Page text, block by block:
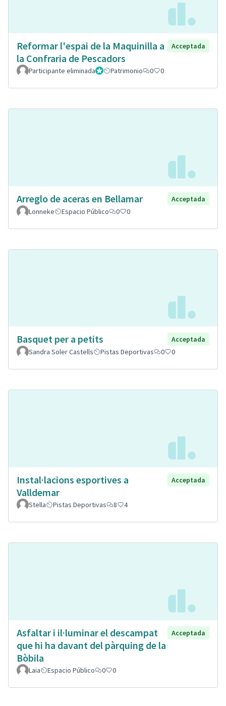
Reformar l'espai de la Maquinilla a
la Confraria de Pescadors
Acceptada
Participante eliminadaAdministrador
Patrimonio 0 0
Arreglo de aceras en Bellamar
Acceptada
Lonneke
Espacio Público 0 0
Basquet per a petits
Acceptada
Sandra Soler Castells
Pistas Deportivas 0 0
Instal·lacions esportives a
Valldemar
Acceptada
Stella Pistas Deportivas 8 4
Asfaltar i il·luminar el descampat
que hi ha davant del pàrquing de la
Bòbila
Acceptada
Laia Espacio Público 0 0